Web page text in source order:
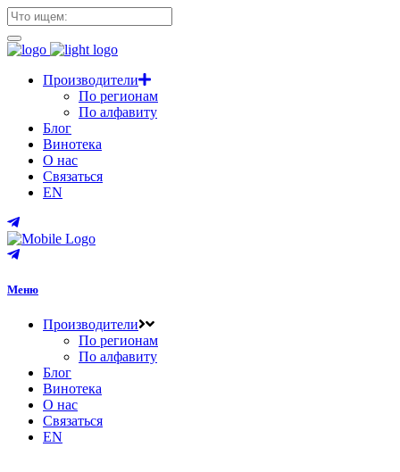
Производители
По регионам
По алфавиту
Блог
Винотека
О нас
Связаться
EN
Меню
Производители
По регионам
По алфавиту
Блог
Винотека
О нас
Связаться
EN